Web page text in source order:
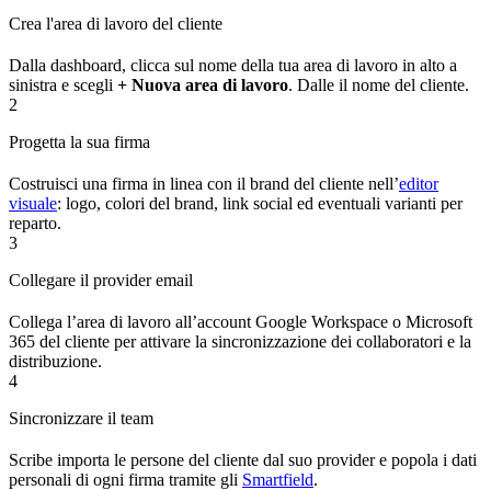
Crea l'area di lavoro del cliente
Dalla dashboard, clicca sul nome della tua area di lavoro in alto a
sinistra e scegli + Nuova area di lavoro. Dalle il nome del cliente.
2
Progetta la sua firma
Costruisci una firma in linea con il brand del cliente nell’editor
visuale: logo, colori del brand, link social ed eventuali varianti per
reparto.
3
Collegare il provider email
Collega l’area di lavoro all’account Google Workspace o Microsoft
365 del cliente per attivare la sincronizzazione dei collaboratori e la
distribuzione.
4
Sincronizzare il team
Scribe importa le persone del cliente dal suo provider e popola i dati
personali di ogni firma tramite gli Smartfield.